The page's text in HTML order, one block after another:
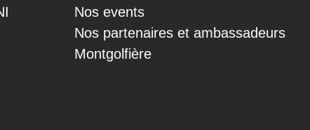
Nos events
Nos partenaires et ambassadeurs
Montgolfière